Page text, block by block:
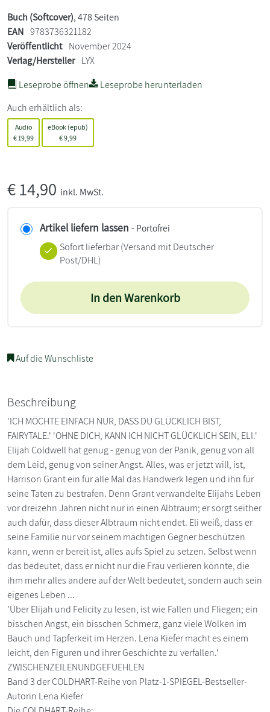
Buch (Softcover), 478 Seiten
EAN 9783736321182
Veröffentlicht November 2024
Verlag/Hersteller LYX
Leseprobe öffnen
Leseprobe herunterladen
Auch erhältlich als:
Audio
€ 19,99
eBook (epub)
€9,99
€14,90 inkl. MwSt.
Artikel liefern lassen - Portofrei
Sofort lieferbar(Versand mit Deutscher
Post/DHL)
In den Warenkorb
Auf die Wunschliste
Beschreibung
'ICH MÖCHTE EINFACH NUR, DASS DU GLÜCKLICH BIST,
FAIRYTALE.' 'OHNE DICH, KANN ICH NICHT GLÜCKLICH SEIN, ELI.'
Elijah Coldwell hat genug - genug von der Panik, genug von all
dem Leid, genug von seiner Angst. Alles, was er jetzt will, ist,
Harrison Grant ein für alle Mal das Handwerk legen und ihn für
seine Taten zu bestrafen. Denn Grant verwandelte Elijahs Leben
vor dreizehn Jahren nicht nur in einen Albtraum; er sorgt seither
auch dafür, dass dieser Albtraum nicht endet. Eli weiß, dass er
seine Familie nur vor seinem mächtigen Gegner beschützen
kann, wenn er bereit ist, alles aufs Spiel zu setzen. Selbst wenn
das bedeutet, dass er nicht nur die Frau verlieren könnte, die
ihm mehr alles andere auf der Welt bedeutet, sondern auch sein
eigenes Leben ...
'Über Elijah und Felicity zu lesen, ist wie Fallen und Fliegen; ein
bisschen Angst, ein bisschen Schmerz, ganz viele Wolken im
Bauch und Tapferkeit im Herzen. Lena Kiefer macht es einem
leicht, den Figuren und ihrer Geschichte zu verfallen.'
ZWISCHENZEILENUNDGEFUEHLEN
Band 3 der COLDHART-Reihe von Platz-1-SPIEGEL-Bestseller-
Autorin Lena Kiefer